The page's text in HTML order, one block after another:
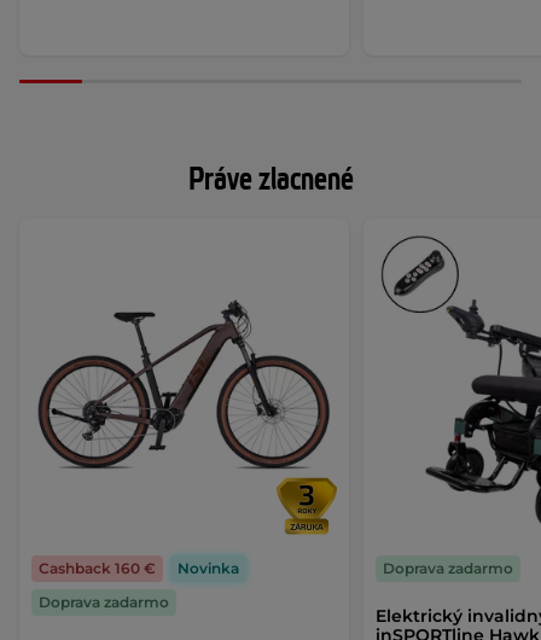
Práve zlacnené
Cashback 160 €
Novinka
Doprava zadarmo
Elektrický
inSPORTline
Doprava zadarmo